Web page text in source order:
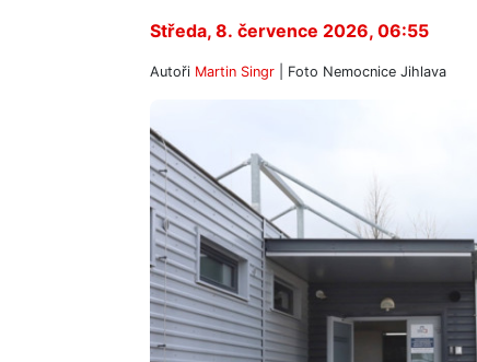
Středa, 8. července 2026, 06:55
Autoři Martin Singr | Foto Nemocnice Jihlava